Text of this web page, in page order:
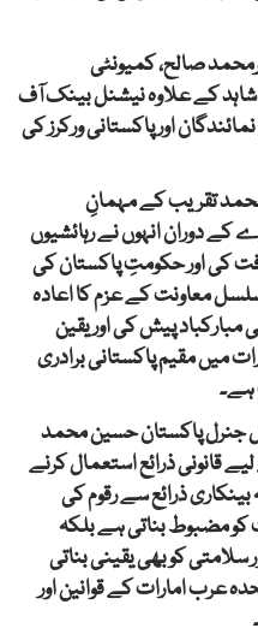
صالح، کمیونٹی
شاہد کے علاوہ نیشنل بینک آف
اور پاکستانی ورکرز کی
تقریب کے مہمانِ
دوران انہوں نے رہائشیوں
کی اور حکومتِ پاکستان کی
معاونت کے عزم کا اعادہ
مبارکباد پیش کی اور یقین
میں مقیم پاکستانی برادری
ہے۔
جنرل پاکستان حسین محمد
قانونی ذرائع استعمال کرنے
بینکاری ذرائع سے رقوم کی
مضبوط بناتی ہے بلکہ
کو بھی یقینی بناتی
عرب امارات کے قوانین اور